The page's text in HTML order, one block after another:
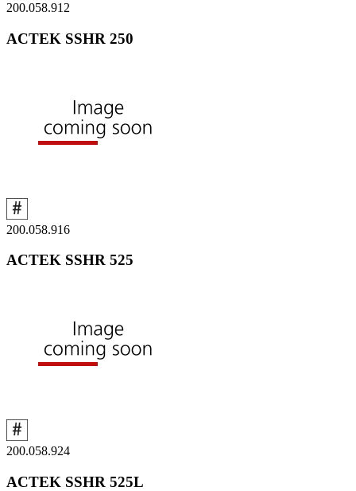
200.058.912
ACTEK SSHR 250
200.058.916
ACTEK SSHR 525
200.058.924
ACTEK SSHR 525L